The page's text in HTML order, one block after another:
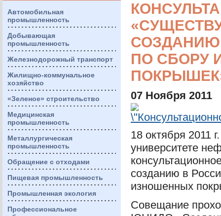
Автомобильная
промышленность
Добывающая
промышленность
Железнодорожный транспорт
Жилищно-коммунальное
хозяйство
«Зеленое» строительство
Медицинская
промышленность
Металлургическая
промышленность
Обращение с отходами
Пищевая промышленность
Промышленная экология
Профессиональное
ПО СБОРУ
07 Ноября 2011
18 октября 2011
университете
созданию в
изношенных
Совещание